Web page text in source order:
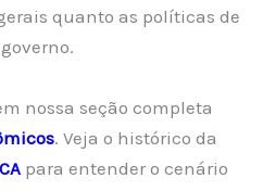
quanto as políticas de
nossa seção completa
. Veja o histórico da
para entender o cenário